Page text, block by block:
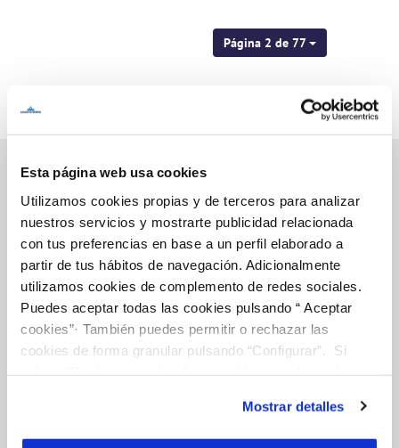
Esta página web usa cookies
Utilizamos cookies propias y de terceros para analizar
nuestros servicios y mostrarte publicidad relacionada
con tus preferencias en base a un perfil elaborado a
partir de tus hábitos de navegación. Adicionalmente
utilizamos cookies de complemento de redes sociales.
Puedes aceptar todas las cookies pulsando “ Aceptar
cookies”· También puedes permitir o rechazar las
cookies de forma granular pulsando “Configurar”. Si
son indispensables para que el sitio web funcione y que
por tanto no se pueden desactivar. Puedes consultar
Mostrar detalles
Página 2 de 77
Inicio
Gestiones Online